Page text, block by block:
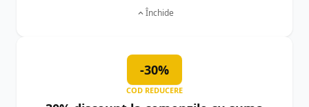
Închide
-30%
COD REDUCERE